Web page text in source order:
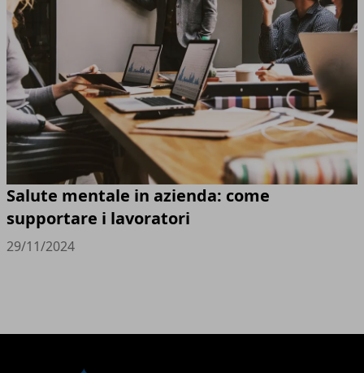
Salute mentale in azienda: come
supportare i lavoratori
29/11/2024